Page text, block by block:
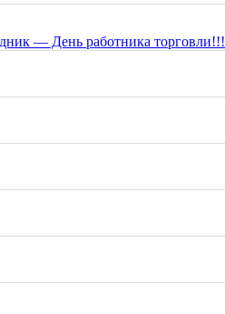
— День работника торговли!!!